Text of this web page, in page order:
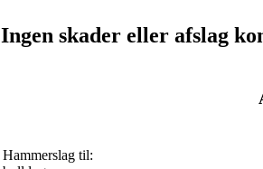
Ingen skader eller afslag
Hammerslag til: